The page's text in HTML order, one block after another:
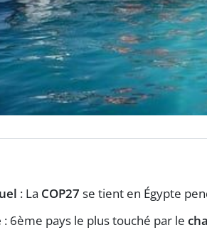
: La COP27 se tient en Égypte
: 6ème pays le plus touché par le